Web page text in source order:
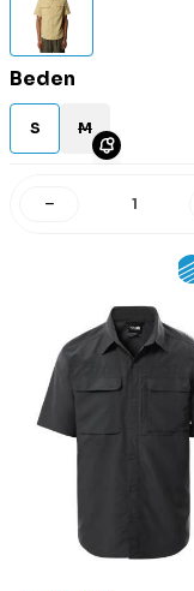
Beden
S M